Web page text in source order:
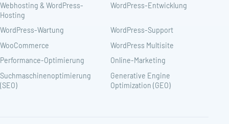
Webhosting & WordPress-
Hosting
WordPress-Entwicklung
WordPress-Wartung
WordPress-Support
WooCommerce
WordPress Multisite
Performance-Optimierung
Online-Marketing
Suchmaschinenoptimierung
(SEO)
Generative Engine
Optimization (GEO)